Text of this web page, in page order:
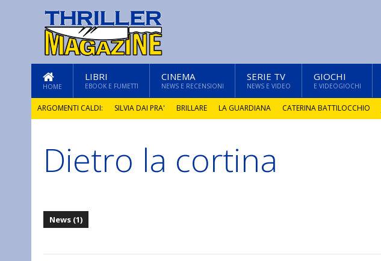
HOME
LIBRI
EBOOK E FUMETTI
CINEMA
NEWS E RECENSIONI
SERIE TV
NEWS E VIDEO
GIOCHI
E VIDEOGIOCHI
ARGOMENTI CALDI: SILVIA DAI PRA' BRILLARE LA GUARDIANA CATERINA BATTILOCCHIO
GLI ANNI DI PIETRA
Dietro la cortina
News (1)